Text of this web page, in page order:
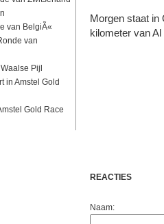
van BelgiÃ«
van
Pijl
in Amstel Gold
Gold Race
Morgen staat in
kilometer van
REACTIES
Naam: